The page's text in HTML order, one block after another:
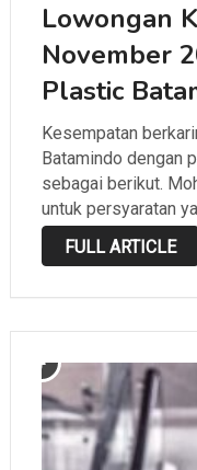
Lowongan
November
Plastic
Kesempatan
Batamindo dengan
sebagai berikut.
untuk persyaratan
sebelum melamar.
FULL ARTICLE